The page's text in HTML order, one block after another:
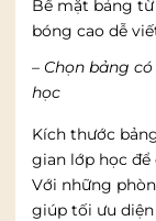
Bề mặt bảng
bóng cao dễ
– Chọn bảng
học
Kích thước
gian lớp học
Với những
giúp tối ưu